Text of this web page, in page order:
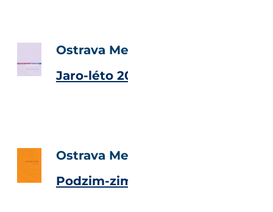
Ostrava Metropolitan Magazine
Jaro-léto 2007
Ostrava Metropolitan Magazine
Podzim-zima 2006